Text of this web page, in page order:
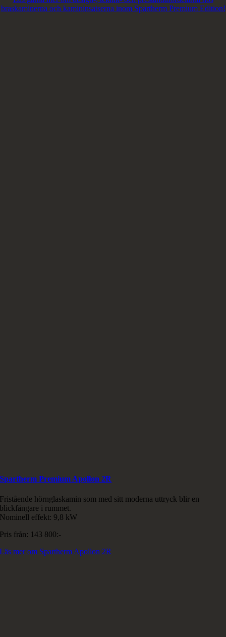
braskaminerna och kamininsatserna inom Spartherm Premium Edition!
Spartherm Premium Apollon 2R
Fristående hörnglaskamin som med sitt moderna uttryck blir en
blickfångare i rummet.
Nominell effekt: 9,8 kW
Pris från: 143 800:-
Läs mer om Spartherm Apollon 2R